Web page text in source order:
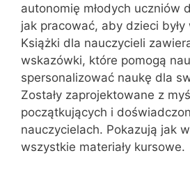
autonomię młodych uczniów
jak pracować, aby dzieci były
Książki dla nauczycieli
wskazówki, które pomogą
spersonalizować naukę dla
Zostały zaprojektowane z
początkujących i
nauczycielach. Pokazują jak
wszystkie materiały kursowe.